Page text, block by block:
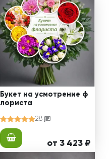
Букет на усмотрение ф
лориста
28
от 3 423 ₽